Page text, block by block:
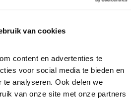
van cookies
content en advertenties te
voor social media te bieden en
te analyseren. Ook delen we
van onze site met onze partners
inspiratie, acties en tips
van Vogelbescherming.